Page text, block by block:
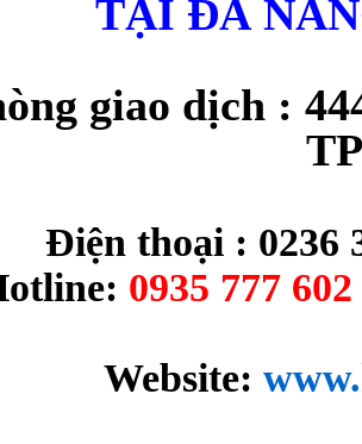
TẠI ĐÀ
giao dịch :
Điện thoại : 0236
0935 777
Website: